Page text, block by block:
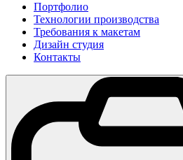
Портфолио
Технологии производства
Требования к макетам
Дизайн студия
Контакты